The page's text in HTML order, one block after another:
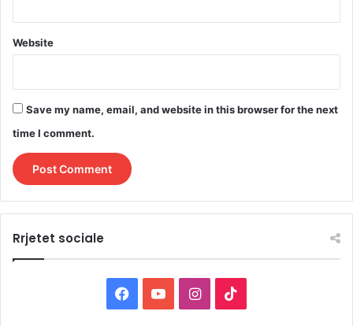
Website
Save my name, email, and website in this browser for the next
time I comment.
Rrjetet sociale
I